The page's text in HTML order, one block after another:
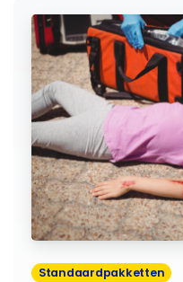
Standaardpakketten